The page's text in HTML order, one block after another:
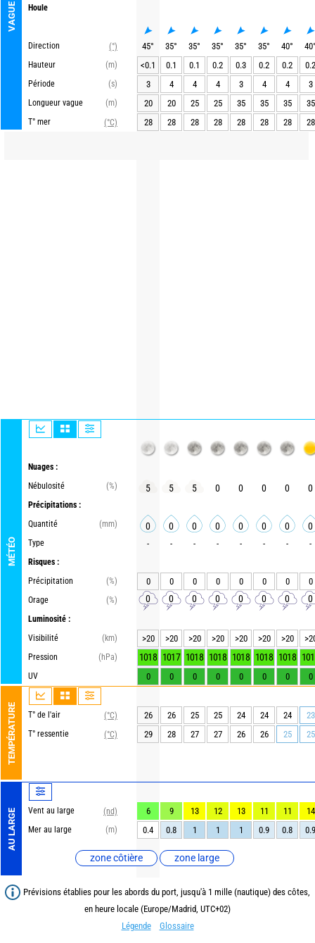
VAGUE
Houle
Direction
(°)
Hauteur
(m)
Période
(s)
Longueur vague
(m)
T° mer
(°C)
MÉTÉO
Nuages :
Nébulosité
(%)
Précipitations :
Quantité
(mm)
Type
Risques :
Précipitation
(%)
Orage
(%)
Luminosité :
Visibilité
(km)
Pression
(hPa)
UV
TEMPÉRATURE T° de l'air
(°C)
T° ressentie
(°C)
AU LARGE Vent au large
(nd)
Mer au large
(m)
zone côtière zone large
45° 35° 35° 35° 35° 35° 40° 40
<0.1
0.1 0.1 0.2 0.3 0.2 0.2
0.2
3
4 4 4 3 4 4
3
20
20 25 25 35 35 35
35
28
28 28 28 28 28 28 28
5 5 5 0 0 0 0 0
0 0 0 0 0 0 0 0
- - - - - - - -
0 0 0 0 0 0 0 0
0 0 0 0 0 0 0 0
>20 >20 >20 >20 >20 >20 >20
1018 1017 1018 1018 1018 1018 1018
0 0 0 0 0 0 0 0
26 26 25 25 24 24 24
23
29
28 27 27 26 26 25 25
6 9 13 12 13 11 11
14
0.4
0.8 1 1 1 0.9 0.8 0.9
Prévisions établies pour les abords du port, jusqu'à 1 mille (nautique) des côtes,
en heure locale (Europe/Madrid, UTC+02)
Légende
Glossaire